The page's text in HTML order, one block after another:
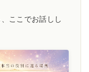
ここでお話しし